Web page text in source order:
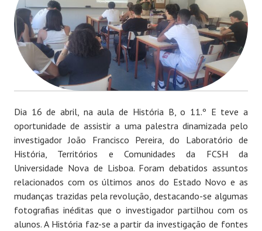
Dia 16 de abril, na aula de História B, o 11.º E teve a
oportunidade de assistir a uma palestra dinamizada pelo
investigador João Francisco Pereira, do Laboratório de
História, Territórios e Comunidades da FCSH da
Universidade Nova de Lisboa. Foram debatidos assuntos
relacionados com os últimos anos do Estado Novo e as
mudanças trazidas pela revolução, destacando-se algumas
fotografias inéditas que o investigador partilhou com os
alunos. A História faz-se a partir da investigação de fontes